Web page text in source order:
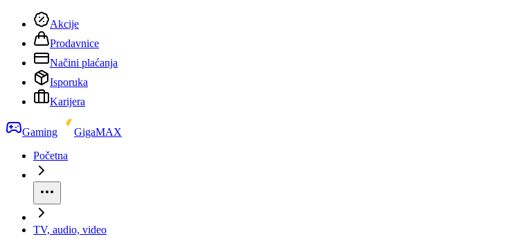
Akcije
Prodavnice
Načini plaćanja
Isporuka
Karijera
Gaming
GigaMAX
Početna
TV, audio, video